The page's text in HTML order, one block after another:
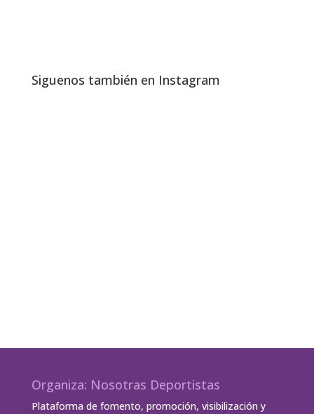
Siguenos también en Instagram
Organiza: Nosotras Deportistas
Plataforma de fomento, promoción, visibilización y